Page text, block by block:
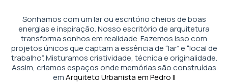
Sonhamos com um lar ou escritório cheios de boas
energias e inspiração. Nosso escritório de arquitetura
transforma sonhos em realidade. Fazemos isso com
projetos únicos que captam a essência de “lar” e “local de
trabalho”. Misturamos criatividade, técnica e originalidade.
Assim, criamos espaços onde memórias são construídas
emArquiteto Urbanista em Pedro II